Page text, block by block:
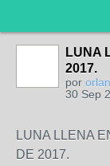
LUNA
2017.
por
30 Sep
LUNA LLENA
DE 2017.